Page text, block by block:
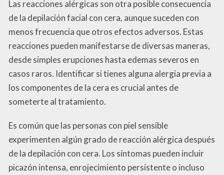
Las reacciones alérgicas son otra posible consecuencia
de la depilación facial con cera, aunque suceden con
menos frecuencia que otros efectos adversos. Estas
reacciones pueden manifestarse de diversas maneras,
desde simples erupciones hasta edemas severos en
casos raros. Identificar si tienes alguna alergia previa a
los componentes de la cera es crucial antes de
someterte al tratamiento.
Es común que las personas con piel sensible
experimenten algún grado de reacción alérgica después
de la depilación con cera. Los síntomas pueden incluir
picazón intensa, enrojecimiento persistente o incluso